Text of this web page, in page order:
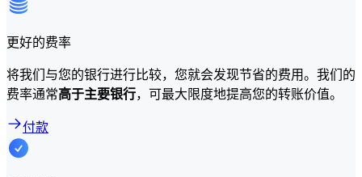
更好的费率
将我们与您的银行进行比较，您就会发现节省的费用。我们的
费率通常高于主要银行，可最大限度地提高您的转账价值。
付款